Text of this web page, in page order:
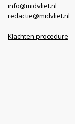
info@midvliet.nl
redactie@midvliet.nl
Klachten procedure